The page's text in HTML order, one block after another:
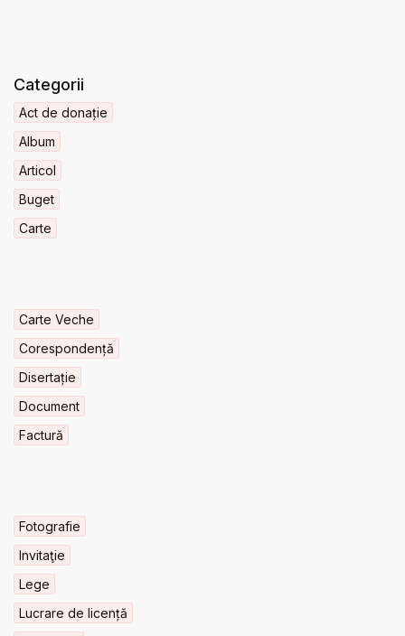
Categorii
Act de donație
Album
Articol
Buget
Carte
Carte Veche
Corespondență
Disertație
Document
Factură
Fotografie
Invitaţie
Lege
Lucrare de licență